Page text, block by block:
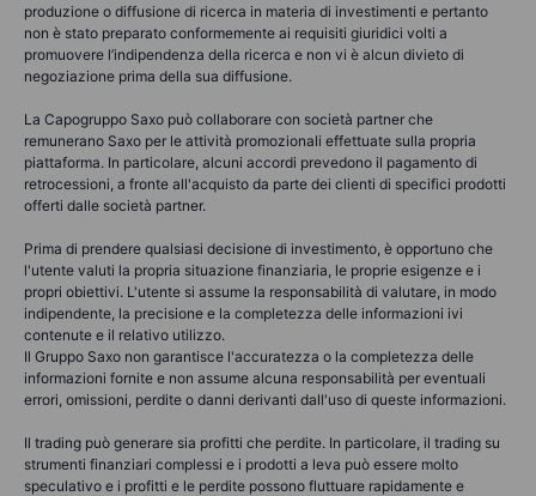
produzione o diffusione di ricerca in materia di investimenti e pertanto
non è stato preparato conformemente ai requisiti giuridici volti a
promuovere l’indipendenza della ricerca e non vi è alcun divieto di
negoziazione prima della sua diffusione.
La Capogruppo Saxo può collaborare con società partner che
remunerano Saxo per le attività promozionali effettuate sulla propria
piattaforma. In particolare, alcuni accordi prevedono il pagamento di
retrocessioni, a fronte all'acquisto da parte dei clienti di specifici prodotti
offerti dalle società partner.
Prima di prendere qualsiasi decisione di investimento, è opportuno che
l'utente valuti la propria situazione finanziaria, le proprie esigenze e i
propri obiettivi. L'utente si assume la responsabilità di valutare, in modo
indipendente, la precisione e la completezza delle informazioni ivi
contenute e il relativo utilizzo.
Il Gruppo Saxo non garantisce l'accuratezza o la completezza delle
informazioni fornite e non assume alcuna responsabilità per eventuali
errori, omissioni, perdite o danni derivanti dall'uso di queste informazioni.
Il trading può generare sia profitti che perdite. In particolare, il trading su
strumenti finanziari complessi e i prodotti a leva può essere molto
speculativo e i profitti e le perdite possono fluttuare rapidamente e